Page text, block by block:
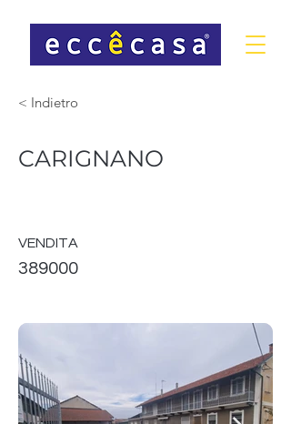
< Indietro
CARIGNANO
VENDITA
389000